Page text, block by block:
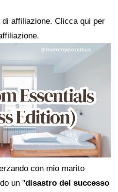
affiliazione. Clicca qui per
con mio marito
un "disastro del successo